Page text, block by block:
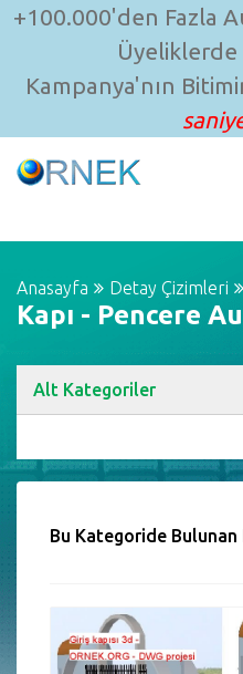
+100.000'den Fazla
Üyeliklerde
Kampanya'nın
Anasayfa Detay Çizimleri
Kapı - Pencere
Alt Kategoriler
Bu Kategoride